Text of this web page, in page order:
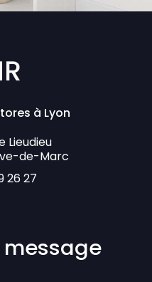
à Lyon
Lieudieu
de-Marc
26 27
message